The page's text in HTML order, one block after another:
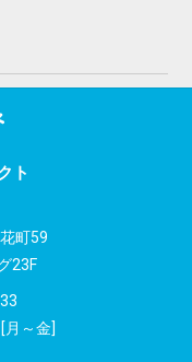
ト
町59
23F
月～金]